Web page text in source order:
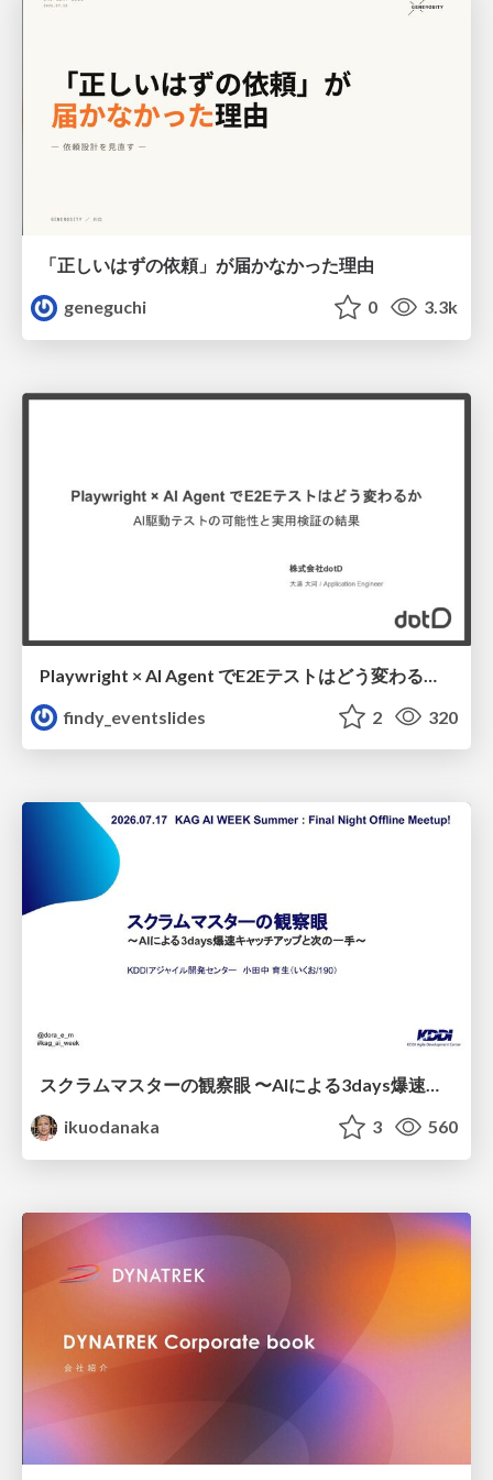
「正しいはずの依頼」が届かなかった理由
geneguchi
0 3.3k
findy_eventslides
2 320
スクラムマスターの観察眼 〜AIによる3days爆速キャッチアップと次の一手〜/The Scrum Master's Insight: Lightning-Fast 3-Day Catch-Up with AI and the Next Move
ikuodanaka
3 560